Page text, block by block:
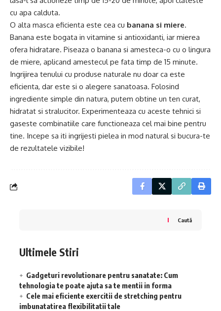
cu apa calduta.
O alta masca eficienta este cea cu banana si miere.
Banana este bogata in vitamine si antioxidanti, iar mierea
ofera hidratare. Piseaza o banana si amesteca-o cu o lingura
de miere, aplicand amestecul pe fata timp de 15 minute.
Ingrijirea tenului cu produse naturale nu doar ca este
eficienta, dar este si o alegere sanatoasa. Folosind
ingrediente simple din natura, putem obtine un ten curat,
hidratat si stralucitor. Experimenteaza cu aceste tehnici si
gaseste combinatiile care functioneaza cel mai bine pentru
tine. Incepe sa iti ingrijesti pielea in mod natural si bucura-te
de rezultatele vizibile!
Caută
Ultimele Stiri
Gadgeturi revolutionare pentru sanatate: Cum
tehnologia te poate ajuta sa te mentii in forma
Cele mai eficiente exercitii de stretching pentru
imbunatatirea flexibilitatii tale